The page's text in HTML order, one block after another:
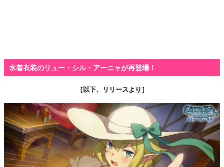
水着衣装のリュー・シル・アーニャが再登場！
［以下、リリースより］